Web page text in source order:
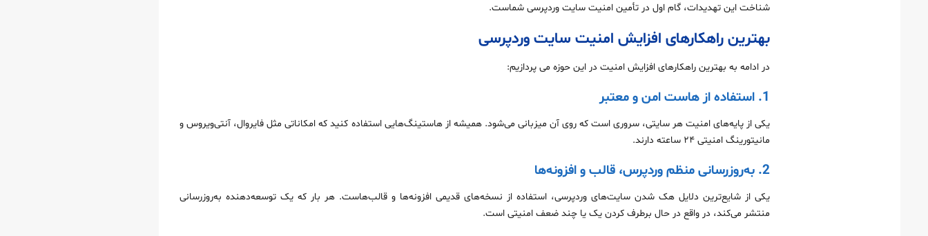
شناخت این تهدیدات، گام اول در تأمین امنیت سایت وردپرسی شماست.
بهترین راهکارهای افزایش امنیت سایت وردپرسی
در ادامه به بهترین راهکارهای افزایش امنیت در این حوزه می پردازیم:
1. استفاده از هاست امن و معتبر
یکی از پایه‌های امنیت هر سایتی، سروری است که روی آن میزبانی می‌شود. همیشه از هاستینگ‌هایی استفاده کنید که امکاناتی مثل فایروال، آنتی‌ویروس و
مانیتورینگ امنیتی ۲۴ ساعته دارند.
2. به‌روزرسانی منظم وردپرس، قالب و افزونه‌ها
یکی از شایع‌ترین دلایل هک شدن سایت‌های وردپرسی، استفاده از نسخه‌های قدیمی افزونه‌ها و قالب‌هاست. هر بار که یک توسعه‌دهنده به‌روزرسانی
منتشر می‌کند، در واقع در حال برطرف کردن یک یا چند ضعف امنیتی است.